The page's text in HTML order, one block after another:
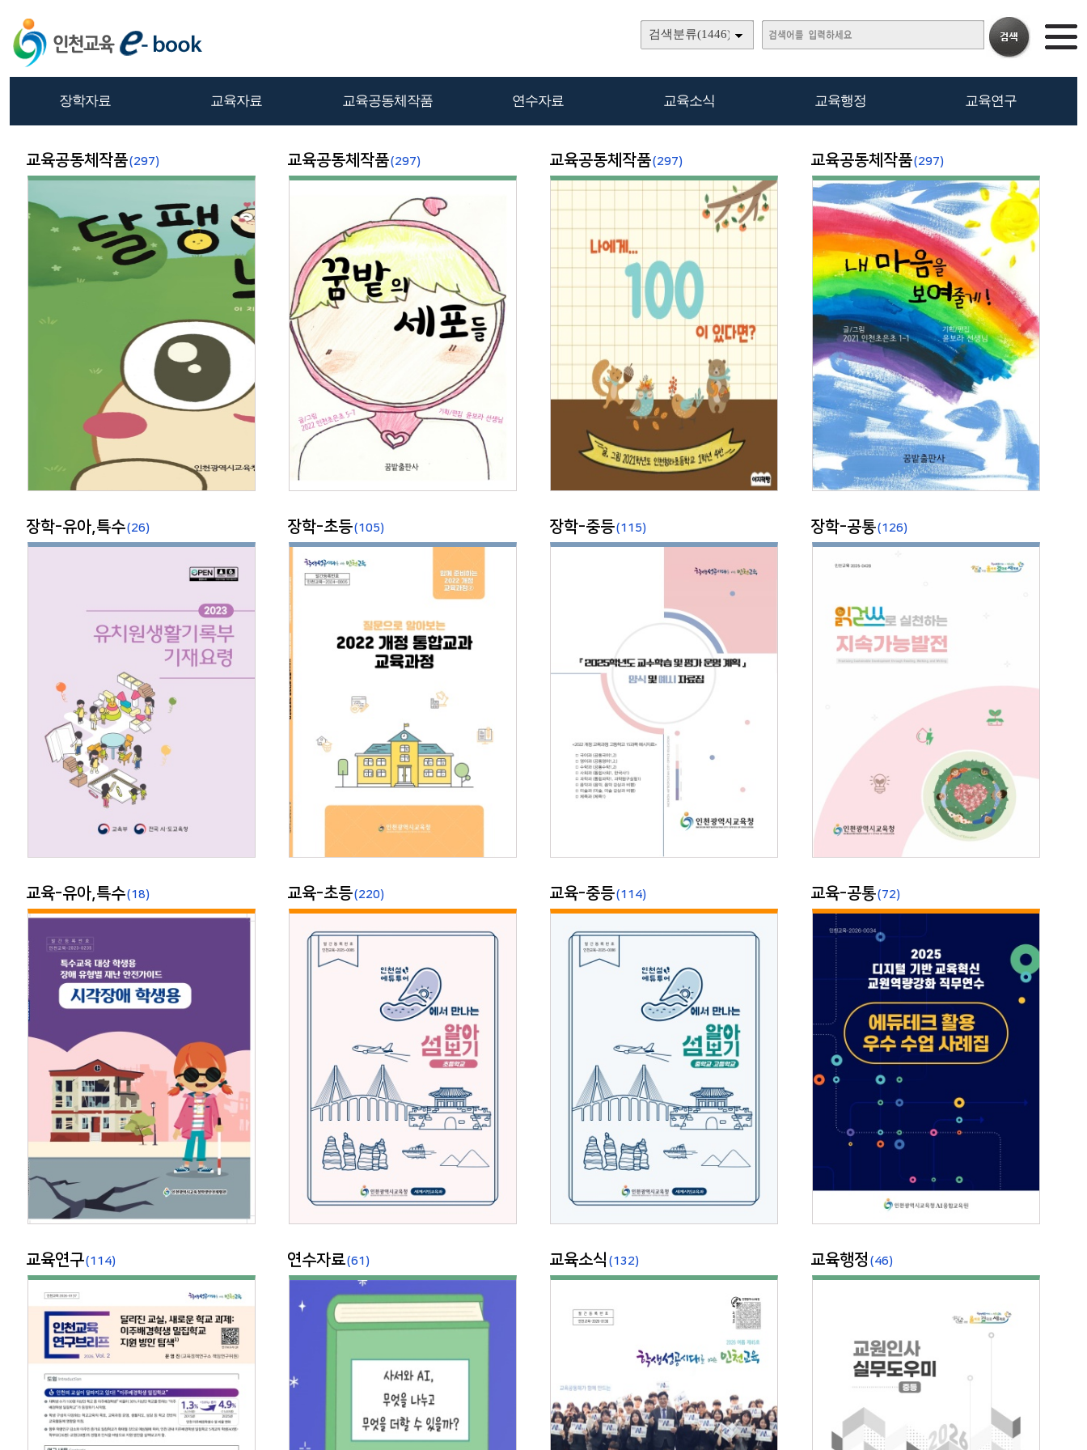
검색분류(1446)
장학자료 교육자료 교육공동체작품 연수자료 교육소식 교육행정 교육연구
교육공동체작품(297) 교육공동체작품(297) 교육공동체작품(297) 교육공동체작품(297)
장학-유아,특수(26) 장학-초등(105) 장학-중등(115) 장학-공통(126)
교육-유아,특수(18) 교육-초등(220) 교육-중등(114) 교육-공통(72)
교육연구(114) 연수자료(61) 교육소식 (132) 교육행정 (46)